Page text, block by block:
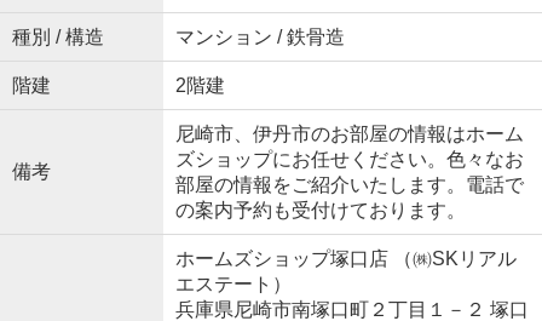
種別 / 構造 マンション / 鉄骨造
階建 2階建
備考
尼崎市、伊丹市のお部屋の情報はホーム
ズショップにお任せください。色々なお
部屋の情報をご紹介いたします。電話で
の案内予約も受付けております。
ホームズショップ塚口店 （㈱SKリアル
エステート）
兵庫県尼崎市南塚口町２丁目１－２ 塚口